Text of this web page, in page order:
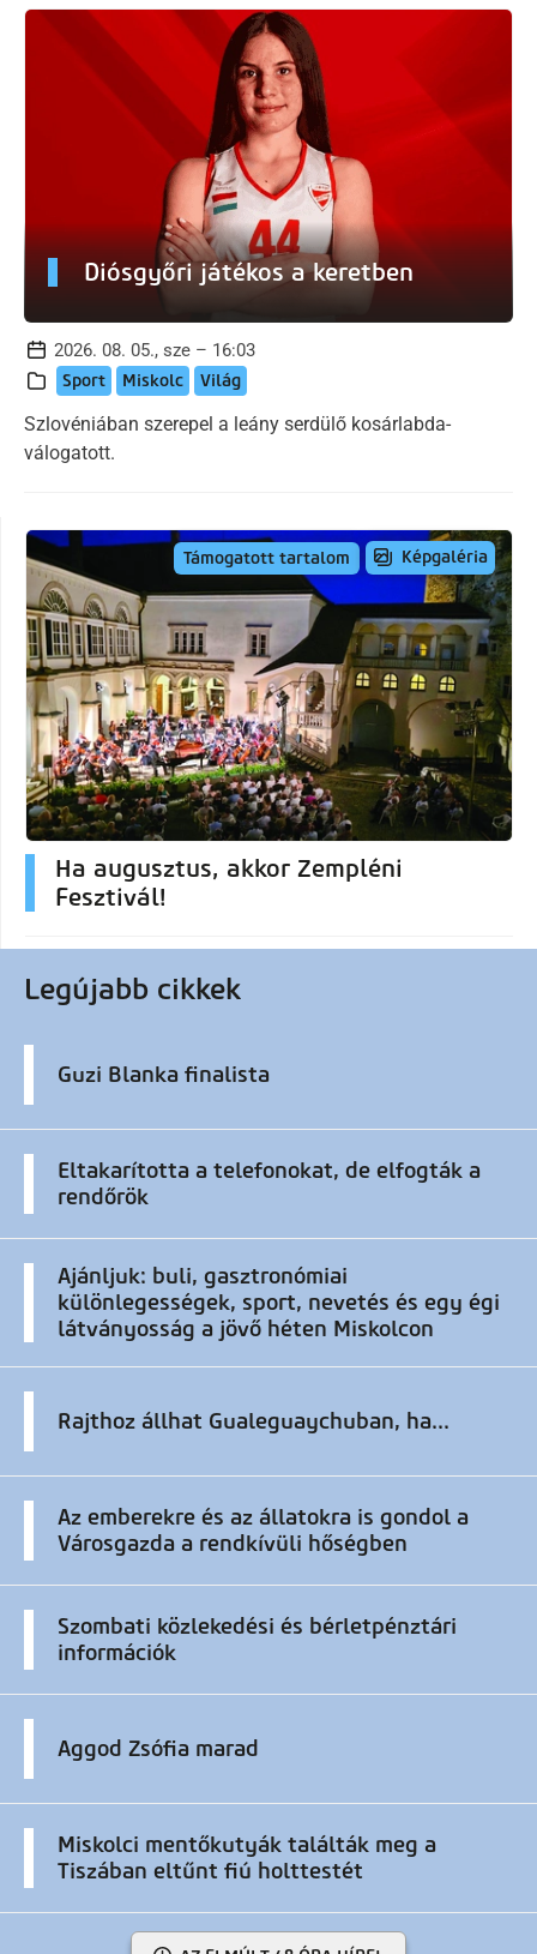
Diósgyőri játékos a keretben
2026. 08. 05., sze – 16:03
Sport Miskolc Világ
Szlovéniában szerepel a leány serdülő kosárlabda-
válogatott.
Támogatott tartalom Képgaléria
Ha augusztus, akkor Zempléni
Fesztivál!
Legújabb cikkek
Guzi Blanka finalista
Eltakarította a telefonokat, de elfogták a
rendőrök
Ajánljuk: buli, gasztronómiai
különlegességek, sport, nevetés és egy égi
látványosság a jövő héten Miskolcon
Rajthoz állhat Gualeguaychuban, ha...
Az emberekre és az állatokra is gondol a
Városgazda a rendkívüli hőségben
Szombati közlekedési és bérletpénztári
információk
Aggod Zsófia marad
Miskolci mentőkutyák találták meg a
Tiszában eltűnt fiú holttestét